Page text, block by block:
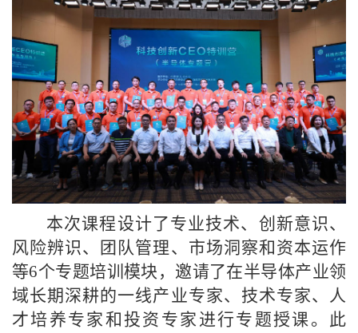
本次课程设计了专业技术、创新意识、
风险辨识、团队管理、市场洞察和资本运作
等6个专题培训模块，邀请了在半导体产业领
域长期深耕的一线产业专家、技术专家、人
才培养专家和投资专家进行专题授课。此